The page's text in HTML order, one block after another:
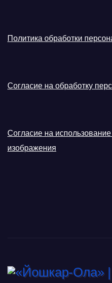
Политика обработки
Согласие на обработку
Согласие на
изображения